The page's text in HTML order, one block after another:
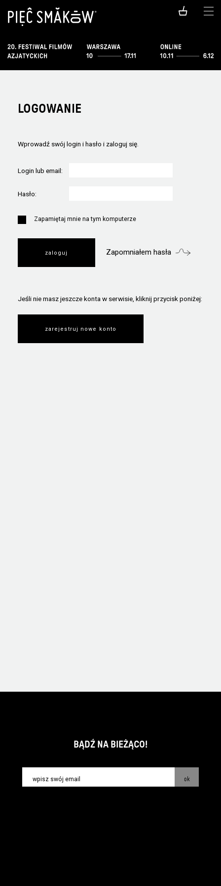
LOGOWANIE
Wprowadź swój login i hasło i zaloguj się.
Login lub email:
Hasło:
Zapamiętaj mnie na tym komputerze
Zapomniałem hasła
Jeśli nie masz jeszcze konta w serwisie, kliknij przycisk poniżej:
zarejestruj nowe konto
BĄDŹ NA BIEŻĄCO!
ok